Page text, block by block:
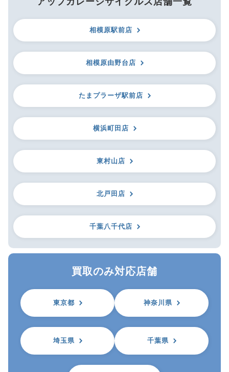
相模原駅前店
相模原由野台店
たまプラーザ駅前店
横浜町田店
東村山店
北戸田店
千葉八千代店
買取のみ対応店舗
東京都 神奈川県
埼玉県 千葉県